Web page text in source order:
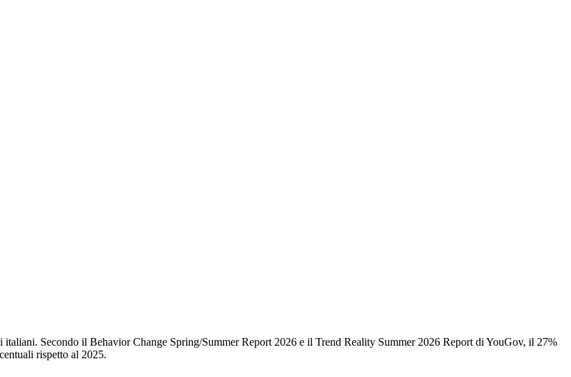
italiani. Secondo il Behavior Change Spring/Summer Report 2026 e il Trend Reality Summer 2026 Report di YouGov, il 27%
rispetto al 2025.